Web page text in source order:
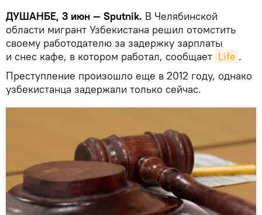
ДУШАНБЕ, 3 июн — Sputnik. В Челябинской
области мигрант Узбекистана решил отомстить
своему работодателю за задержку зарплаты
и снес кафе, в котором работал, сообщает Life .
Преступление произошло еще в 2012 году, однако
узбекистанца задержали только сейчас.